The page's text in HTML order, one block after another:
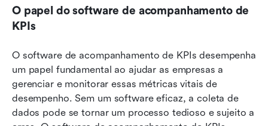
O papel do software de acompanhamento de
KPIs
O software de acompanhamento de KPIs desempenha
um papel fundamental ao ajudar as empresas a
gerenciar e monitorar essas métricas vitais de
desempenho. Sem um software eficaz, a coleta de
dados pode se tornar um processo tedioso e sujeito a